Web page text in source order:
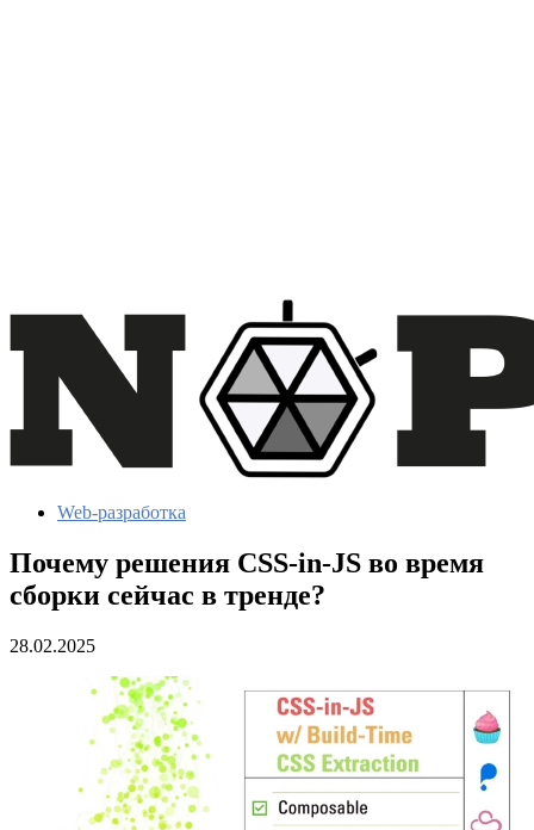
Web-разработка
Почему решения CSS-in-JS во время
сборки сейчас в тренде?
28.02.2025